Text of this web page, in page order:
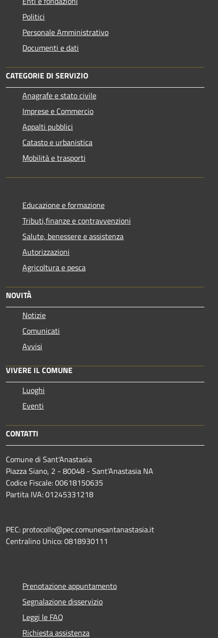
Politici
Personale Amministrativo
Documenti e dati
CATEGORIE DI SERVIZIO
Anagrafe e stato civile
Imprese e Commercio
Appalti pubblici
Catasto e urbanistica
Mobilità e trasporti
Educazione e formazione
Tributi,finanze e contravvenzioni
Salute, benessere e assistenza
Autorizzazioni
Agricoltura e pesca
NOVITÀ
Notizie
Comunicati
Avvisi
VIVERE IL COMUNE
Luoghi
Eventi
CONTATTI
Comune di Sant'Anastasia
Piazza Siano, 2 - 80048 - Sant'Anastasia NA
Codice Fiscale: 00618150635
Partita IVA: 01245331218
PEC: protocollo@pec.comunesantanastasia.it
Centralino Unico: 0818930111
Prenotazione appuntamento
Segnalazione disservizio
Leggi le FAQ
Richiesta assistenza